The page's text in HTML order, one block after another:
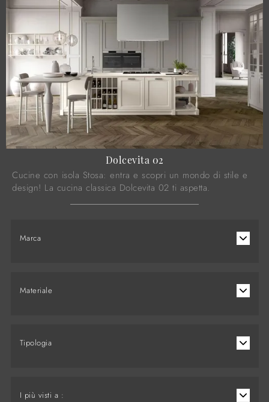
Marca
Materiale
Tipologia
I più visti a :
Dolcevita 02
Cucine con isola Stosa: entra e scopri un mondo di stile e
design! La cucina classica Dolcevita 02 ti aspetta.